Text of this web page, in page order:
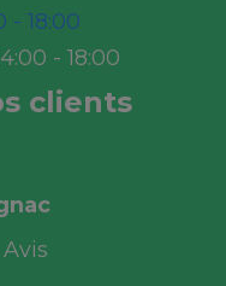
- 18:00
- 18:00
clients
Avis